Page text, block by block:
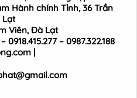
Hành chính Tỉnh, 36 Trần
Lạt
Viên, Đà Lạt
0918.415.277 – 0987.322.188
|